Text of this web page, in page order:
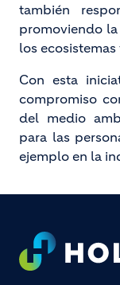
también
promoviendo
los ecosistemas
Con esta
compromiso
del medio
para las
ejemplo en la
Footer